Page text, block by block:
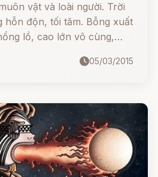
vật và loài người. Trời
hỗn độn, tối tăm. Bỗng xuất
lồ, cao lớn vô cùng,
vùng khác, vượt từ núi
05/03/2015